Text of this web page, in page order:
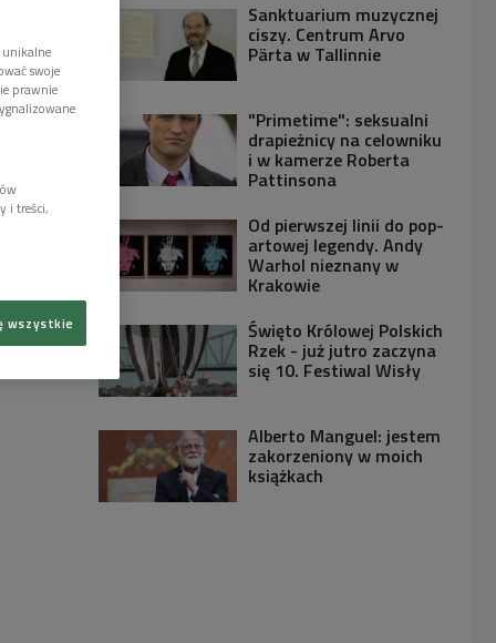
Sanktuarium muzycznej
ciszy. Centrum Arvo
Pärta w Tallinnie
"Primetime": seksualni
drapieżnicy na celowniku
i w kamerze Roberta
Pattinsona
Od pierwszej linii do pop-
artowej legendy. Andy
Warhol nieznany w
Krakowie
Święto Królowej Polskich
Rzek - już jutro zaczyna
się 10. Festiwal Wisły
Alberto Manguel: jestem
zakorzeniony w moich
książkach
swoje
prawnie
i treści,
wszystkie